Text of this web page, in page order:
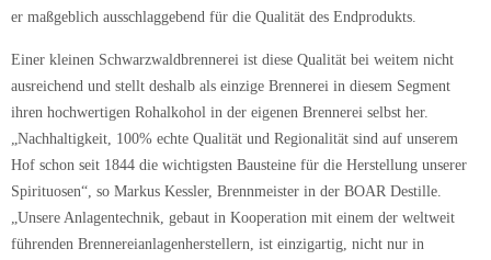
er maßgeblich ausschlaggebend für die Qualität des Endprodukts.
Einer kleinen Schwarzwaldbrennerei ist diese Qualität bei weitem nicht
ausreichend und stellt deshalb als einzige Brennerei in diesem Segment
ihren hochwertigen Rohalkohol in der eigenen Brennerei selbst her.
„Nachhaltigkeit, 100% echte Qualität und Regionalität sind auf unserem
Hof schon seit 1844 die wichtigsten Bausteine für die Herstellung unserer
Spirituosen“, so Markus Kessler, Brennmeister in der BOAR Destille.
„Unsere Anlagentechnik, gebaut in Kooperation mit einem der weltweit
führenden Brennereianlagenherstellern, ist einzigartig, nicht nur in